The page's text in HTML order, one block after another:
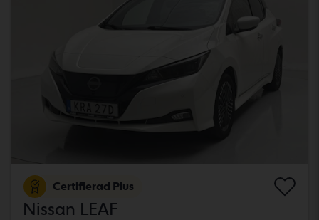
Certifierad Plus
Nissan LEAF